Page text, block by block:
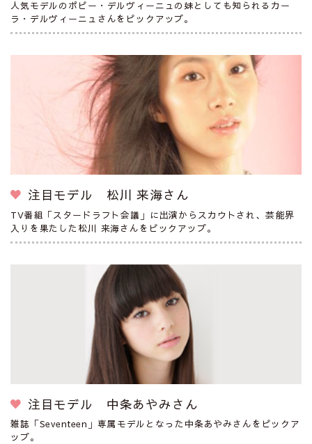
人気モデルのポピー・デルヴィーニュの妹としても知られるカー
ラ・デルヴィーニュさんをピックアップ。
注目モデル 松川 来海さん
TV番組「スタードラフト会議」に出演からスカウトされ、芸能界
入りを果たした松川 来海さんをピックアップ。
注目モデル 中条あやみさん
雑誌「Seventeen」専属モデルとなった中条あやみさんをピックア
ップ。